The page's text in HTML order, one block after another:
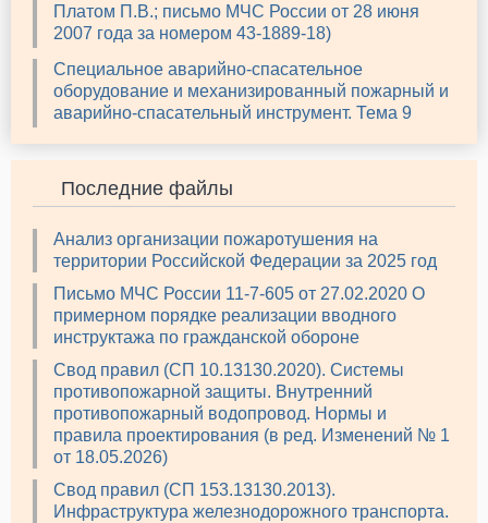
Платом П.В.; письмо МЧС России от 28 июня
2007 года за номером 43-1889-18)
Специальное аварийно-спасательное
оборудование и механизированный пожарный и
аварийно-спасательный инструмент. Тема 9
Последние файлы
Анализ организации пожаротушения на
территории Российской Федерации за 2025 год
Письмо МЧС России 11-7-605 от 27.02.2020 О
примерном порядке реализации вводного
инструктажа по гражданской обороне
Свод правил (СП 10.13130.2020). Системы
противопожарной защиты. Внутренний
противопожарный водопровод. Нормы и
правила проектирования (в ред. Изменений № 1
от 18.05.2026)
Свод правил (СП 153.13130.2013).
Инфраструктура железнодорожного транспорта.